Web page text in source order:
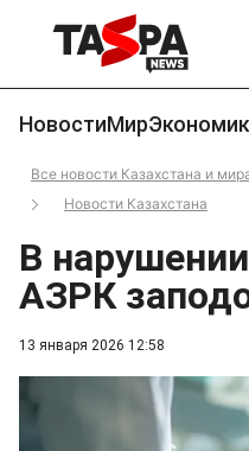
НовостиМир
Все новости Казахстана и
Новости Казахстана
13 января 2026 12:58
В
АЗРК